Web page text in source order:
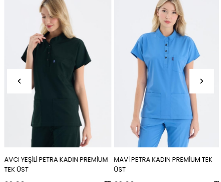
AVCI YEŞİLİ PETRA KADIN PREMİUM
TEK ÜST
MAVİ PETRA KADIN PREMİUM TEK
ÜST